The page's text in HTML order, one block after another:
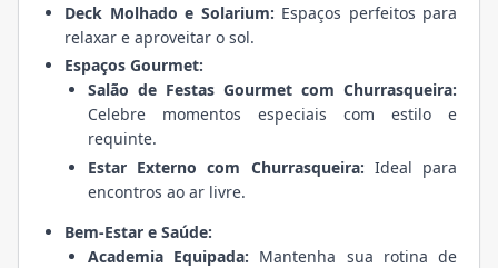
Deck Molhado e Solarium: Espaços perfeitos para
relaxar e aproveitar o sol.
Espaços Gourmet:
Salão de Festas Gourmet com Churrasqueira:
Celebre momentos especiais com estilo e
requinte.
Estar Externo com Churrasqueira: Ideal para
encontros ao ar livre.
Bem-Estar e Saúde:
Academia Equipada: Mantenha sua rotina de